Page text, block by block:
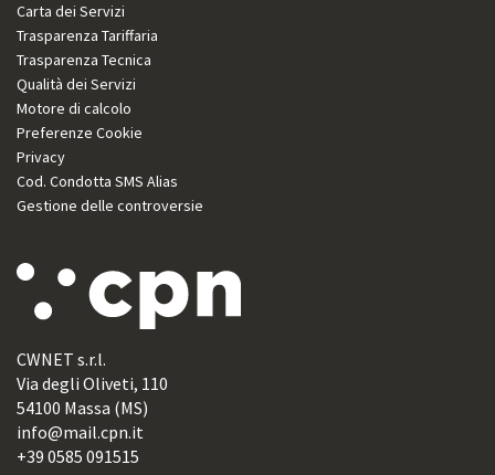
Carta dei Servizi
Trasparenza Tariffaria
Trasparenza Tecnica
Qualità dei Servizi
Motore di calcolo
Preferenze Cookie
Privacy
Cod. Condotta SMS Alias
Gestione delle controversie
CWNET s.r.l.
Via degli Oliveti, 110
54100 Massa (MS)
info@mail.cpn.it
+39 0585 091515